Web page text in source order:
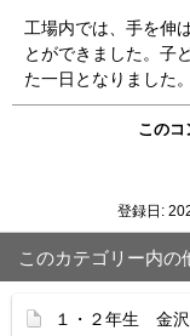
工場内では、手を伸
とができました。子
た一日となりました。
このコ
登録日:
このカテゴリー内の
１・２年生 金沢